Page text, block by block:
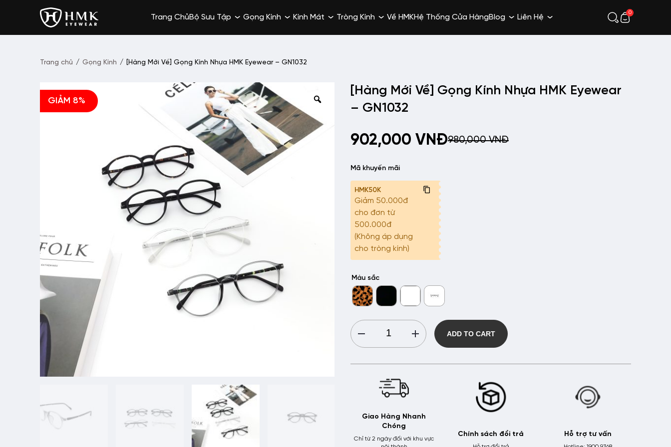
Trang ChủBộ Sưu Tập Gọng Kính Kính Mát Tròng Kính Về HMKHệ Thống Cửa HàngBlog Liên Hệ
0
Trang chủ / Gọng Kính / [Hàng Mới Về] Gọng Kính Nhựa HMK Eyewear – GN1032
GIẢM 8%
[Hàng Mới Về] Gọng Kính Nhựa HMK Eyewear
– GN1032
902,000 VNĐ980,000VNĐ
Mã khuyến mãi
HMK50K
Giảm 50.000đ
cho đơn từ
500.000đ
(Không áp dụng
cho tròng kính)
Màu sắc
Gọng
Nhựa
-
GN1032
quantity
ADD TO CART
Giao Hàng Nhanh
Chóng
Chỉ từ 2 ngày đối với khu vực
Chính sách đổi trả Hỗ trợ tư vấn